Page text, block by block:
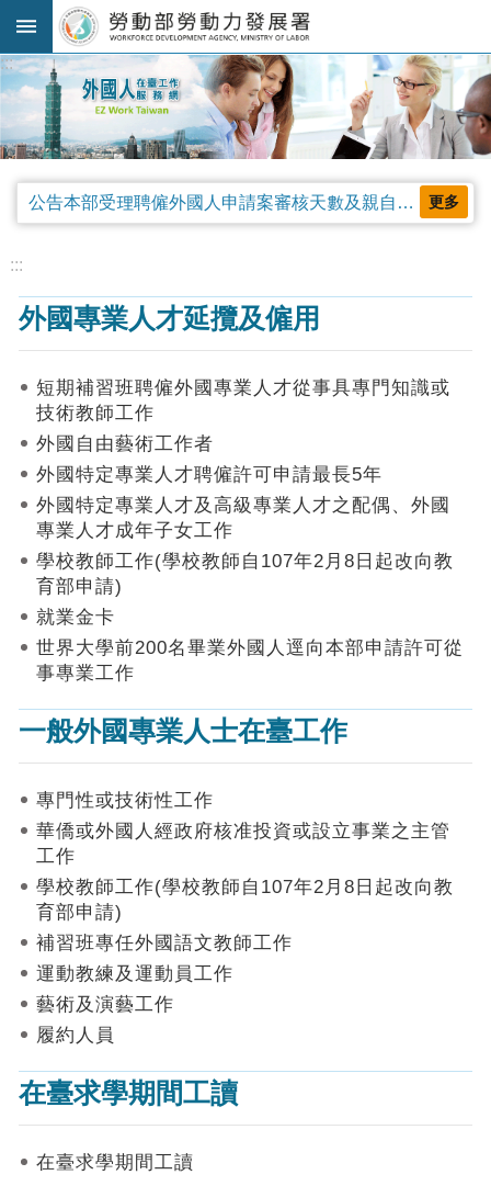
跳到主要內容區塊
進
階
搜
尋
規
公
告
及
釋
查
作
申
及
工
知
機
申
請
表
上
申
請
:::
公告本部受理聘僱外國人申請案審核天數及親自領件相關事項，並自中華民國115年4月13日生效。 更多
:::
外國專業人才延攬及僱用
短期補習班聘僱外國專業人才從事具專門知識或
技術教師工作
外國自由藝術工作者
外國特定專業人才聘僱許可申請最長5年
外國特定專業人才及高級專業人才之配偶、外國
專業人才成年子女工作
學校教師工作(學校教師自107年2月8日起改向教
育部申請)
就業金卡
世界大學前200名畢業外國人逕向本部申請許可從
事專業工作
一般外國專業人士在臺工作
專門性或技術性工作
華僑或外國人經政府核准投資或設立事業之主管
工作
學校教師工作(學校教師自107年2月8日起改向教
育部申請)
補習班專任外國語文教師工作
運動教練及運動員工作
藝術及演藝工作
履約人員
在臺求學期間工讀
在臺求學期間工讀